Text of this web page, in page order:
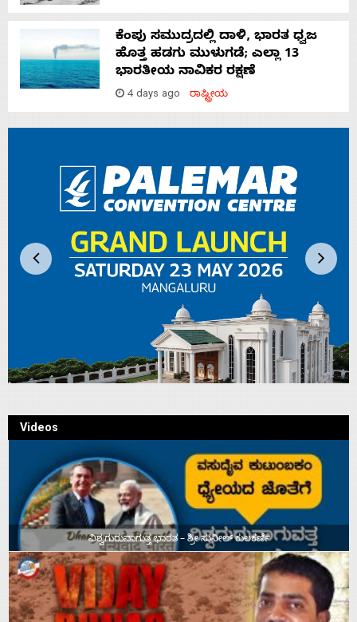
ಕೆಂಪು ಸಮುದ್ರದಲ್ಲಿ ದಾಳಿ, ಭಾರತ ಧ್ವಜ
ಹೊತ್ತ ಹಡಗು ಮುಳುಗಡೆ; ಎಲ್ಲಾ 13
ಭಾರತೀಯ ನಾವಿಕರ ರಕ್ಷಣೆ
4 days ago ರಾಷ್ಟ್ರೀಯ
Videos
ವಿಶ್ವಗುರುವಾಗುತ್ತ ಭಾರತ – ಶ್ರೀ ಸುನೀಲ್‌ ಕುಲಕರ್ಣಿ